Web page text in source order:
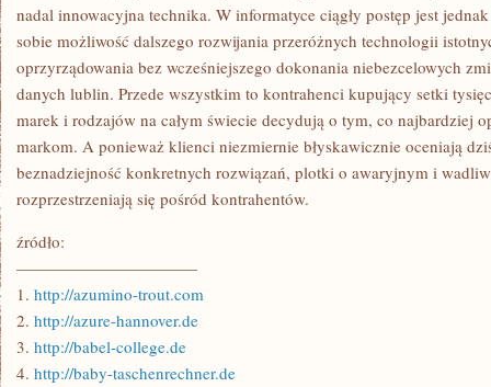
nadal innowacyjna technika. W informatyce ciągły postęp jest
sobie możliwość dalszego rozwijania przeróżnych technologii
oprzyrządowania bez wcześniejszego dokonania niebezcelowych
danych lublin. Przede wszystkim to kontrahenci kupujący setki
marek i rodzajów na całym świecie decydują o tym, co najbardziej
markom. A ponieważ klienci niezmiernie błyskawicznie oceniają
beznadziejność konkretnych rozwiązań, plotki o awaryjnym i
rozprzestrzeniają się pośród kontrahentów.
źródło:
———————————
1. http://azumino-trout.com
2. http://azure-hannover.de
3. http://babel-college.de
4. http://baby-taschenrechner.de